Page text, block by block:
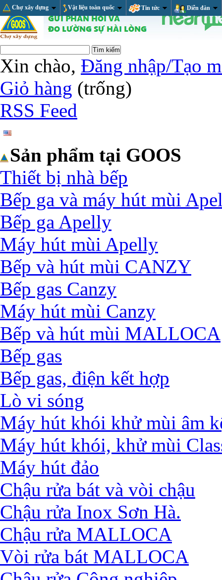
Chợ xây dựng Vật liệu toàn quốc Tin tức Diễn đàn
Xin chào, Đăng nhập/Tạo
Giỏ hàng (trống)
RSS Feed
Sản phẩm tại GOOS
Thiết bị nhà bếp
Bếp ga và máy hút mùi
Bếp ga Apelly
Máy hút mùi Apelly
Bếp và hút mùi CANZY
Bếp gas Canzy
Máy hút mùi Canzy
Bếp và hút mùi MALLOCA
Bếp gas
Bếp gas, điện kết hợp
Lò vi sóng
Máy hút khói khử mùi âm
Máy hút khói, khử mùi
Máy hút đảo
Chậu rửa bát và vòi chậu
Chậu rửa Inox Sơn Hà.
Chậu rửa MALLOCA
Vòi rửa bát MALLOCA